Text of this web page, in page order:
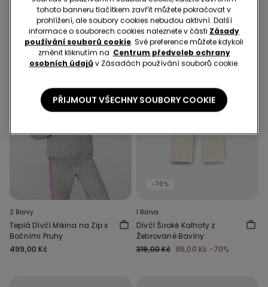
2 Barvy
Teplá Dívčí Mikina na Zip s
Bočními Pruhy
499,00 Kč
-70%
1 Barva
Dívčí Široké Kalhoty z
Žebrované Bavlny
319,00 Kč 95,00 Kč -70%
tohoto banneru tlačítkem zavřít můžete pokračovat v
prohlížení, ale soubory cookies nebudou aktivní. Další
informace o souborech cookies naleznete v části Zásady
používání souborů cookie. Své preference můžete kdykoli
změnit kliknutím na Centrum předvoleb ochrany
osobních údajů v Zásadách používání souborů cookie.
PŘIJMOUT VŠECHNY SOUBORY COOKIE